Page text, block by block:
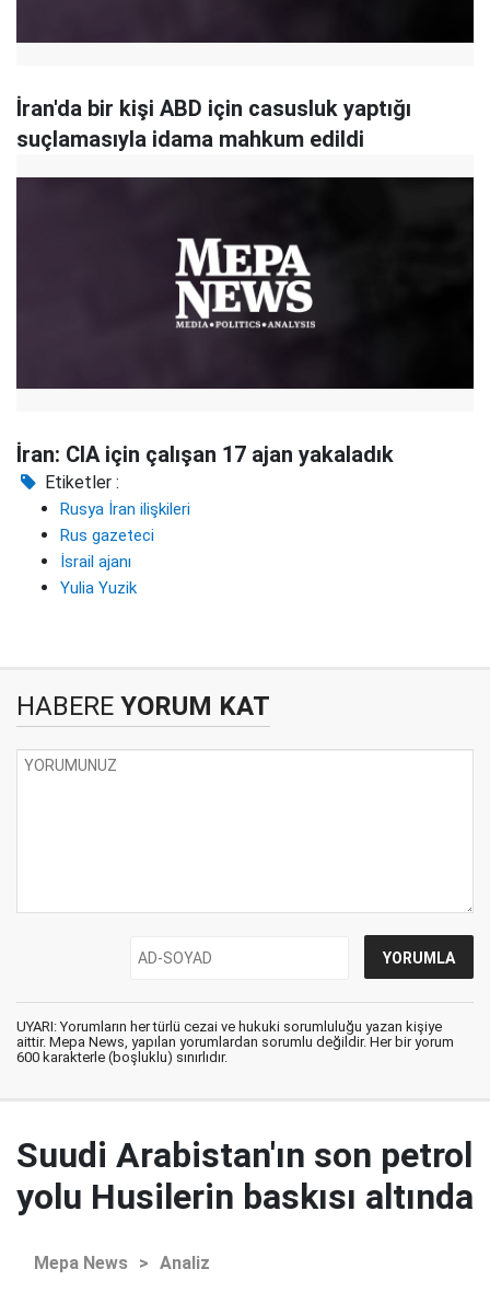
İran'da bir kişi ABD için casusluk yaptığı
suçlamasıyla idama mahkum edildi
İran: CIA için çalışan 17 ajan yakaladık
Etiketler :
Rusya İran ilişkileri
Rus gazeteci
İsrail ajanı
Yulia Yuzik
HABERE YORUM KAT
UYARI: Yorumların her türlü cezai ve hukuki sorumluluğu yazan kişiye
aittir. Mepa News, yapılan yorumlardan sorumlu değildir. Her bir yorum
600 karakterle (boşluklu) sınırlıdır.
Suudi Arabistan'ın son petrol
yolu Husilerin baskısı altında
Mepa News > Analiz